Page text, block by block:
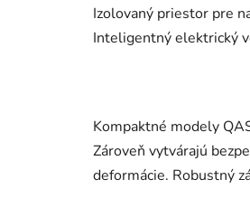
Izolovaný priestor pre
Inteligentný elektrický
Kompaktné modely
Zároveň vytvárajú
deformácie. Robustný